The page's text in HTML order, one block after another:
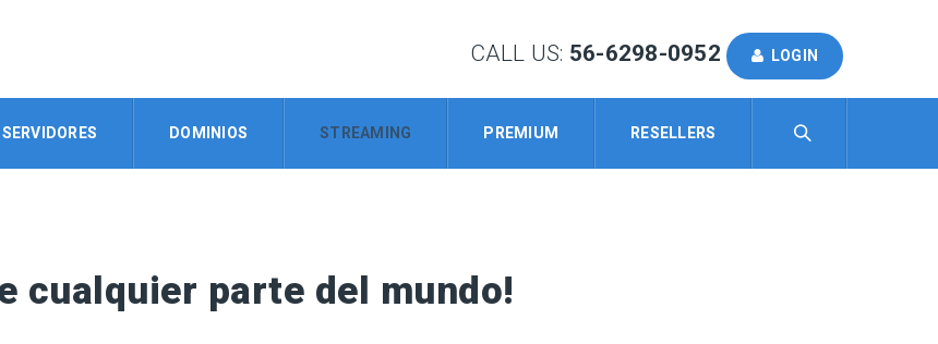
CALL US: 56-6298-0952 LOGIN
SERVIDORES DOMINIOS STREAMING PREMIUM RESELLERS
cualquier parte del mundo!